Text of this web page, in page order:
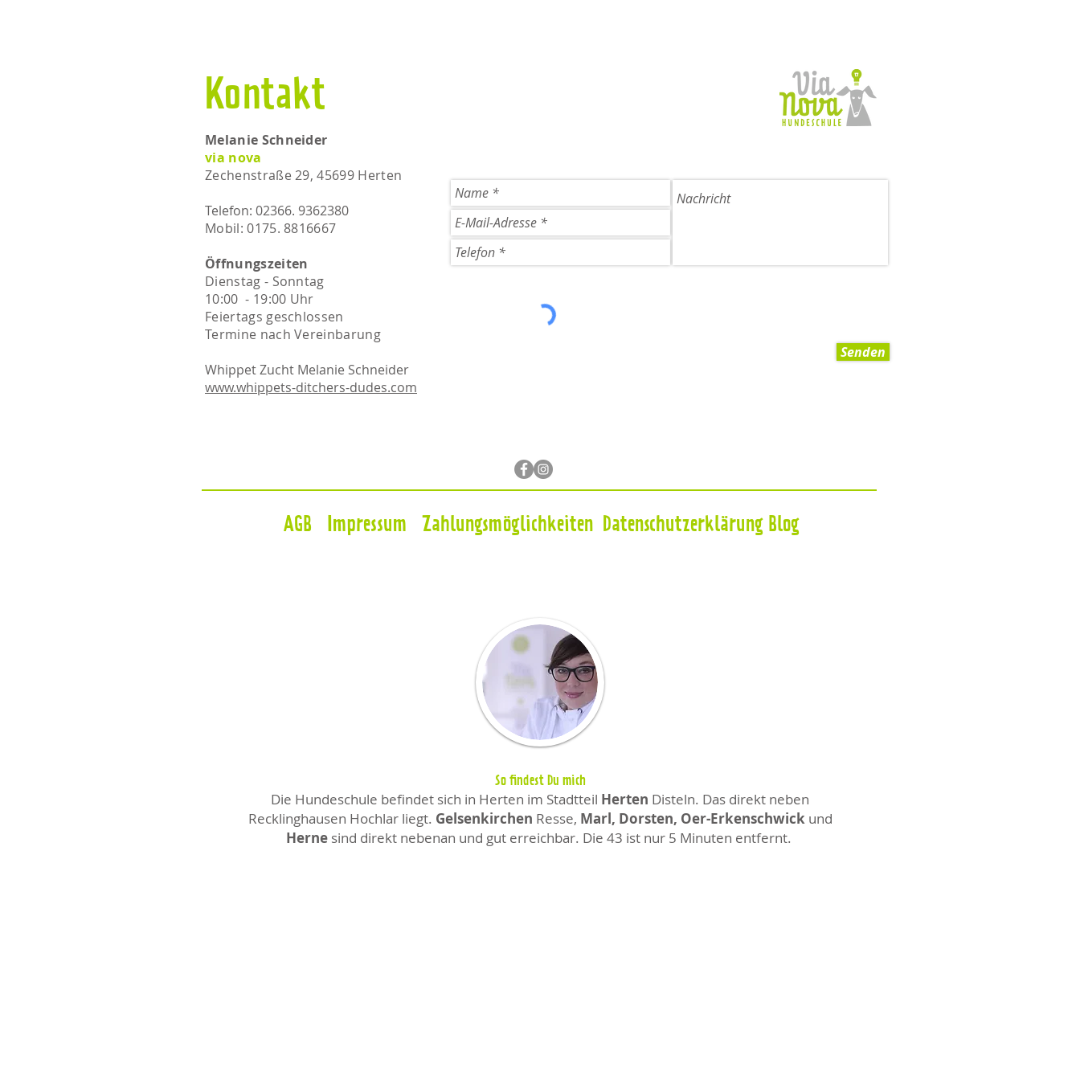
Kontakt
Melanie Schneider
via nova
Zechenstraße 29, 45699 Herten
Telefon: 02366. 9362380
Mobil: 0175. 8816667​​
Öffnungszeiten
Dienstag - Sonntag
10:00 - 19:00 Uhr
Feiertags geschlossen
Termine nach Vereinbarung
Whippet Zucht Melanie Schneider
www.whippets-ditchers-dudes.com
Senden
AGB Impressum Blog
Zahlungsmöglichkeiten Datenschutzerklärung
So findest Du mich
Die Hundeschule befindet sich in Herten im Stadtteil Herten Disteln. Das direkt neben
Recklinghausen Hochlar liegt. Gelsenkirchen Resse, Marl, Dorsten, Oer-Erkenschwick und
Hernesind direkt nebenan und gut erreichbar. Die 43 ist nur 5 Minuten entfernt.